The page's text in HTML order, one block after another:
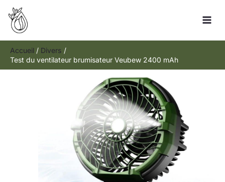
Aller
contenu
Accueil
Divers
Test du ventilateur brumisateur Veubew 2400 mAh
Rechercher